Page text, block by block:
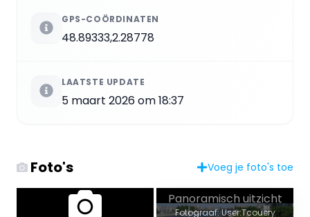
GPS-COÖRDINATEN
48.89333,2.28778
LAATSTE UPDATE
5 maart 2026 om 18:37
Foto's Voeg je foto's toe
Panoramisch uitzicht
Fotograaf: User:Tcouery